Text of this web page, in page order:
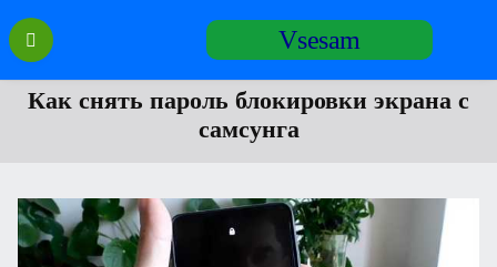
Перейти
содержанию
Vsesam
Как снять пароль блокировки экрана с
самсунга